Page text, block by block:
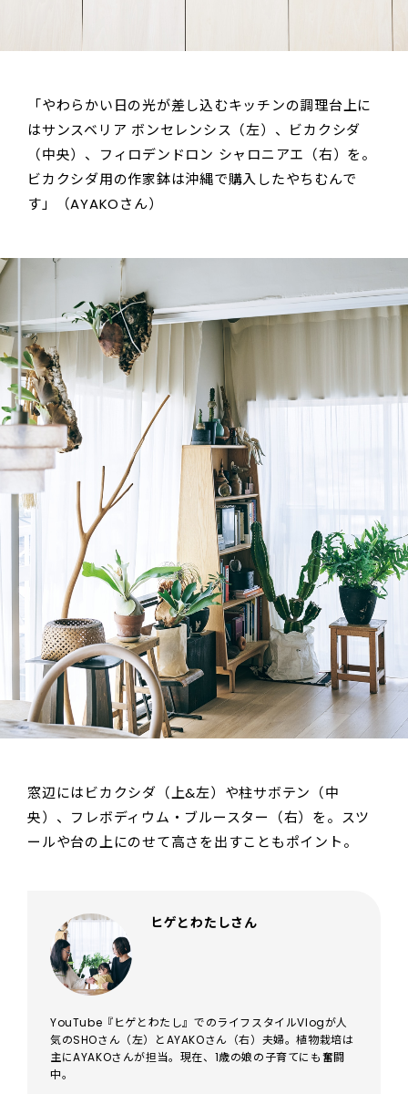
「やわらかい日の光が差し込むキッチンの調理台上に
はサンスベリア ボンセレンシス（左）、ビカクシダ
（中央）、フィロデンドロン シャロニアエ（右）を。
ビカクシダ用の作家鉢は沖縄で購入したやちむんで
す」（AYAKOさん）
窓辺にはビカクシダ（上&左）や柱サボテン（中
央）、フレボディウム・ブルースター（右）を。スツ
ールや台の上にのせて高さを出すこともポイント。
ヒゲとわたしさん
YouTube『ヒゲとわたし』でのライフスタイルVlogが人
気のSHOさん（左）とAYAKOさん（右）夫婦。植物栽培は
主にAYAKOさんが担当。現在、1歳の娘の子育てにも奮闘
中。